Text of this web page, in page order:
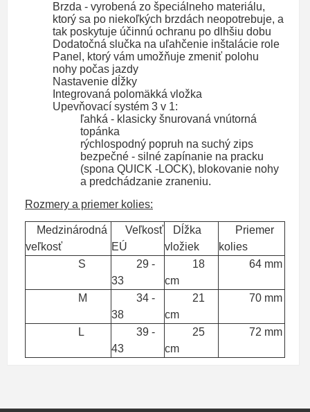
Brzda - vyrobená zo špeciálneho materiálu,
ktorý sa po niekoľkých brzdách neopotrebuje, a
tak poskytuje účinnú ochranu po dlhšiu dobu
Dodatočná slučka na uľahčenie inštalácie role
Panel, ktorý vám umožňuje zmeniť polohu
nohy počas jazdy
Nastavenie dĺžky
Integrovaná polomäkká vložka
Upevňovací systém 3 v 1:
ľahká - klasicky šnurovaná vnútorná
topánka
rýchlospodný popruh na suchý zips
bezpečné - silné zapínanie na pracku
(spona QUICK -LOCK), blokovanie nohy
a predchádzanie zraneniu.
Rozmery a priemer kolies:
Medzinárodná
veľkosť
Veľkosť
EÚ
Dĺžka
vložiek
Priemer
kolies
S
29 -
33
18
cm
64 mm
M
34 -
38
21
cm
70 mm
L
39 -
43
25
cm
72 mm